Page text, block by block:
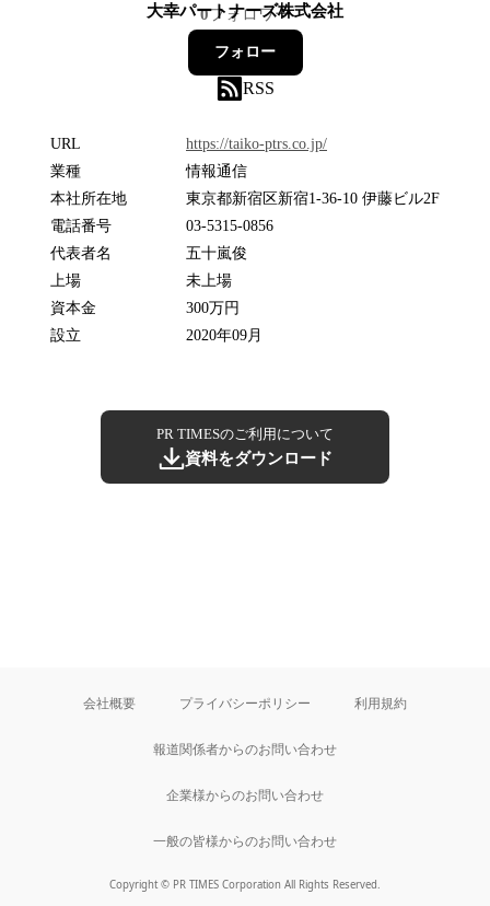
大幸パートナーズ株式会社
0フォロワー
フォロー
RSS
URL
https://taiko-ptrs.co.jp/
業種
情報通信
本社所在地
東京都新宿区新宿1-36-10 伊藤ビル2F
電話番号
03-5315-0856
代表者名
五十嵐俊
上場
未上場
資本金
300万円
設立
2020年09月
PR TIMESのご利用について
資料をダウンロード
会社概要 プライバシーポリシー 利用規約
報道関係者からのお問い合わせ
企業様からのお問い合わせ
一般の皆様からのお問い合わせ
Copyright © PR TIMES Corporation All Rights Reserved.